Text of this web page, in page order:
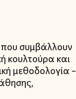
που συμβάλλουν
κουλτούρα και
μεθοδολογία –